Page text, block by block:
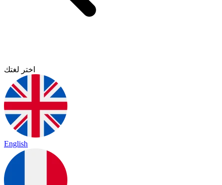
اختر لغتك
English